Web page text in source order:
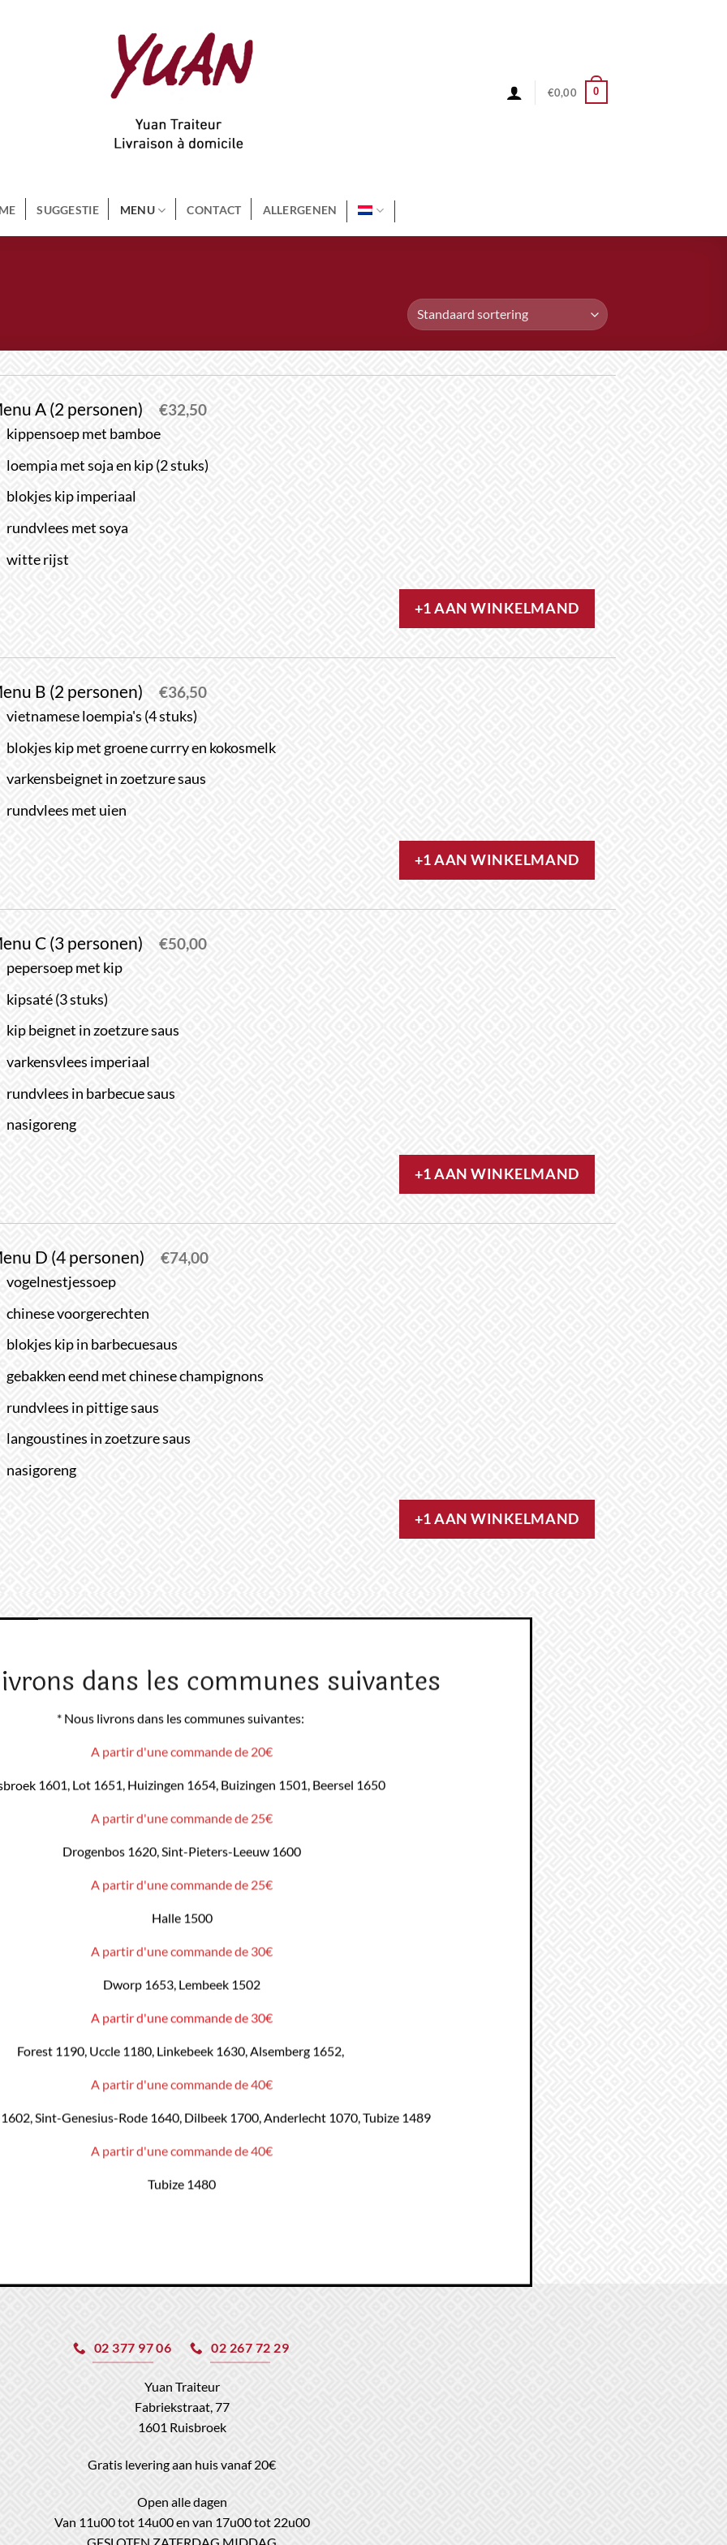
€0,00 0
SUGGESTIE MENU CONTACT ALLERGENEN
A (2 personen) €32,50
kippensoep met bamboe
loempia met soja en kip (2 stuks)
blokjes kip imperiaal
rundvlees met soya
witte rijst
+1 AAN WINKELMAND
B (2 personen) €36,50
vietnamese loempia's (4 stuks)
blokjes kip met groene currry en kokosmelk
varkensbeignet in zoetzure saus
rundvlees met uien
+1 AAN WINKELMAND
C (3 personen) €50,00
pepersoep met kip
kipsaté (3 stuks)
kip beignet in zoetzure saus
varkensvlees imperiaal
rundvlees in barbecue saus
nasigoreng
+1 AAN WINKELMAND
D (4 personen) €74,00
vogelnestjessoep
chinese voorgerechten
blokjes kip in barbecuesaus
gebakken eend met chinese champignons
rundvlees in pittige saus
langoustines in zoetzure saus
nasigoreng
+1 AAN WINKELMAND
dans les communes suivantes
* Nous livrons dans les communes suivantes:
A partir d'une commande de 20€
1601, Lot 1651, Huizingen 1654, Buizingen 1501, Beersel 1650
A partir d'une commande de 25€
Drogenbos 1620, Sint-Pieters-Leeuw 1600
A partir d'une commande de 25€
Halle 1500
A partir d'une commande de 30€
Dworp 1653, Lembeek 1502
A partir d'une commande de 30€
Forest 1190, Uccle 1180, Linkebeek 1630, Alsemberg 1652,
A partir d'une commande de 40€
Sint-Genesius-Rode 1640, Dilbeek 1700, Anderlecht 1070, Tubize 1489
A partir d'une commande de 40€
Tubize 1480
02 377 97 06 02 267 72 29
Yuan Traiteur
Fabriekstraat, 77
1601 Ruisbroek
Gratis levering aan huis vanaf 20€
Open alle dagen
Van 11u00 tot 14u00 en van 17u00 tot 22u00